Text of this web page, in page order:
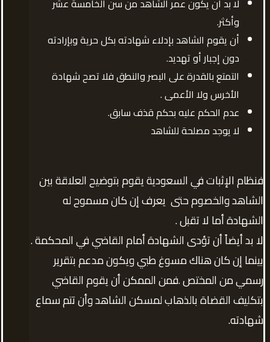
لا بد أن يكون عمر الشاهد من سن الخامسة عشر
وأكثر.
أن يقوم الشاهد بإدلاء شهادته بكل حرية وبإرادته
دون إجبار أو تهديد.
التمتع بالقدرة على البصر والنطق فلا تصح شهادة
الأخرس ولا الأعمى .
عدم الحكم عليه بحكم قذف سابق.
لا يوجد مصلحة للشاهد
فنظام الإثبات في السعودية يقوم بتوضيح العلاقة بين
الشاهد والخصوم حتى يعرف إن كان مسموح له
الشهادة أما لا تقبل .
لا بد أيضاً أن تؤدى الشهادة أمام القاضي في المحكمة .
بينما إن كان هناك مسوغ طبي ويكون مدعم بتقرير
رسمي من المختص .فمن الممكن أن يقوم القاضي
بتكليف القضاة بالذهاب لمسكن الشاهد وأن تتم سماع
شهادته.